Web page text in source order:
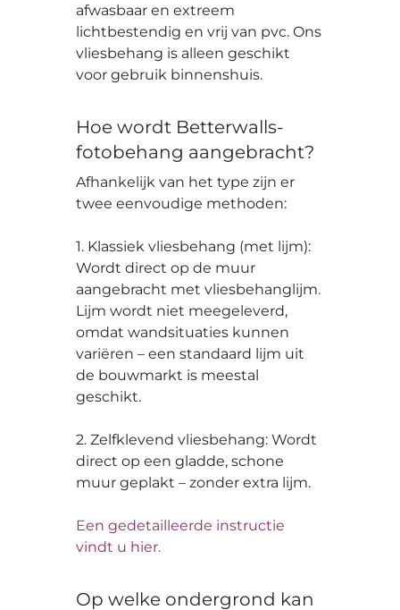
afwasbaar en extreem
lichtbestendig en vrij van pvc. Ons
vliesbehang is alleen geschikt
voor gebruik binnenshuis.
Hoe wordt Betterwalls-
fotobehang aangebracht?
Afhankelijk van het type zijn er
twee eenvoudige methoden:
1. Klassiek vliesbehang (met lijm):
Wordt direct op de muur
aangebracht met vliesbehanglijm.
Lijm wordt niet meegeleverd,
omdat wandsituaties kunnen
variëren – een standaard lijm uit
de bouwmarkt is meestal
geschikt.
2. Zelfklevend vliesbehang: Wordt
direct op een gladde, schone
muur geplakt – zonder extra lijm.
Een gedetailleerde instructie
vindt u hier.
Op welke ondergrond kan